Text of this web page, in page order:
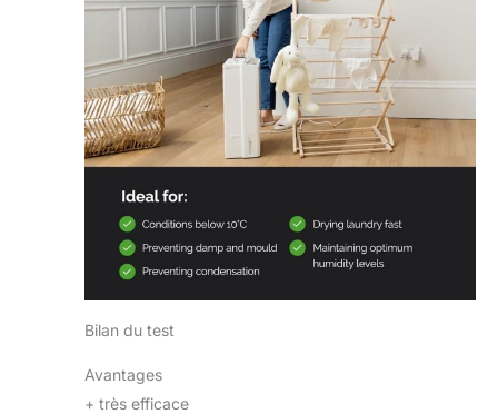
Bilan du test
Avantages
+ très efficace